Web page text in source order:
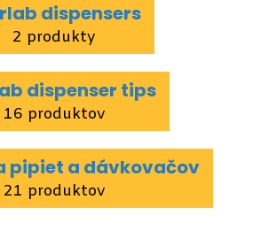
dispensers
2 produkty
dispenser tips
16 produktov
pipiet a dávkovačov
21 produktov